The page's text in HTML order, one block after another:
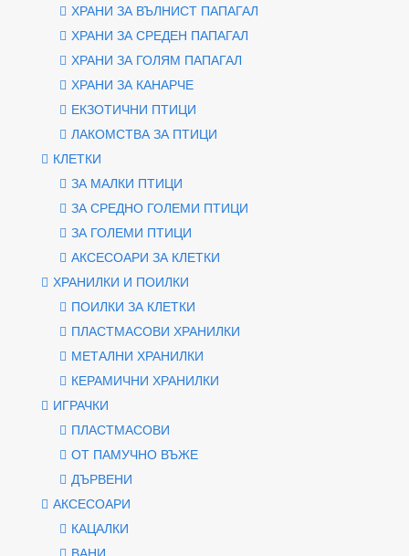
ХРАНИ ЗА ВЪЛНИСТ ПАПАГАЛ
ХРАНИ ЗА СРЕДЕН ПАПАГАЛ
ХРАНИ ЗА ГОЛЯМ ПАПАГАЛ
ХРАНИ ЗА КАНАРЧЕ
ЕКЗОТИЧНИ ПТИЦИ
ЛАКОМСТВА ЗА ПТИЦИ
КЛЕТКИ
ЗА МАЛКИ ПТИЦИ
ЗА СРЕДНО ГОЛЕМИ ПТИЦИ
ЗА ГОЛЕМИ ПТИЦИ
АКСЕСОАРИ ЗА КЛЕТКИ
ХРАНИЛКИ И ПОИЛКИ
ПОИЛКИ ЗА КЛЕТКИ
ПЛАСТМАСОВИ ХРАНИЛКИ
МЕТАЛНИ ХРАНИЛКИ
КЕРАМИЧНИ ХРАНИЛКИ
ИГРАЧКИ
ПЛАСТМАСОВИ
ОТ ПАМУЧНО ВЪЖЕ
ДЪРВЕНИ
АКСЕСОАРИ
КАЦАЛКИ